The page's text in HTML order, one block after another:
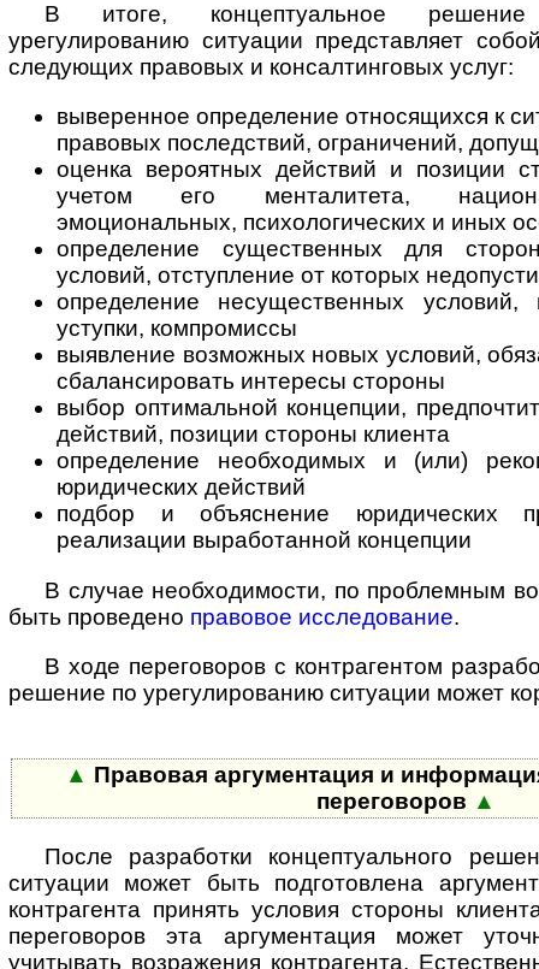
В итоге, концептуальное
урегулированию ситуации представляет
следующих правовых и консалтинговых услуг:
выверенное определение относящихся к
правовых последствий, ограничений,
оценка вероятных действий и позиции
учетом его менталитета,
эмоциональных, психологических и иных
определение существенных для
условий, отступление от которых
определение несущественных
уступки, компромиссы
выявление возможных новых условий,
сбалансировать интересы стороны
выбор оптимальной концепции,
действий, позиции стороны клиента
определение необходимых и (или)
юридических действий
подбор и объяснение юридических
реализации выработанной концепции
В случае необходимости, по проблемным
быть проведено правовое исследование.
В ходе переговоров с контрагентом
решение по урегулированию ситуации может
▲ Правовая аргументация и
переговоров ▲
После разработки концептуального
ситуации может быть подготовлена
контрагента принять условия стороны
переговоров эта аргументация может
учитывать возражения контрагента.